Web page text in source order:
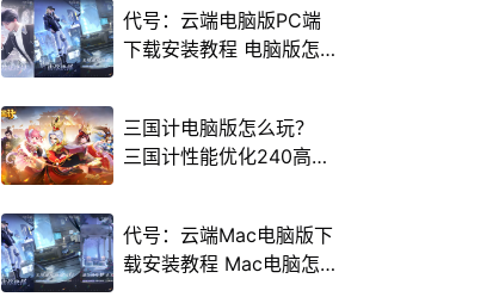
代号：云端电脑版PC端
下载安装教程 电脑版怎
三国计电脑版怎么玩？
三国计性能优化240高帧
代号：云端Mac电脑版下
载安装教程 Mac电脑怎